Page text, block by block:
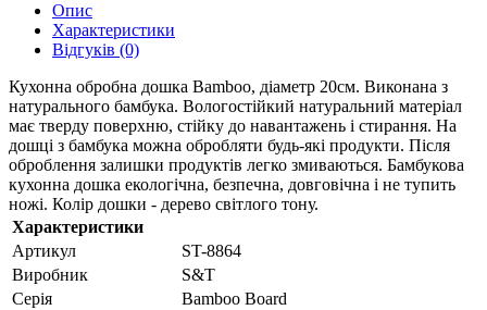
Опис
Характеристики
Відгуків (0)
Кухонна обробна дошка Bamboo, діаметр 20см. Виконана з
натурального бамбука. Вологостійкий натуральний матеріал
має тверду поверхню, стійку до навантажень і стирання. На
дошці з бамбука можна обробляти будь-які продукти. Після
оброблення залишки продуктів легко змиваються. Бамбукова
кухонна дошка екологічна, безпечна, довговічна і не тупить
ножі. Колір дошки - дерево світлого тону.
Характеристики
Артикул
ST-8864
Виробник
S&T
Серія
Bamboo Board